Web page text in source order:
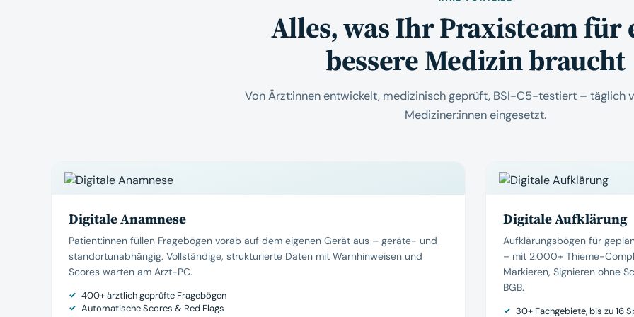
Alles, was Ihr Praxisteam für
bessere Medizin braucht
Von Ärzt:innen entwickelt, medizinisch geprüft, BSI-C5-testiert – täglich
Mediziner:innen eingesetzt.
Digitale Anamnese
Patient:innen füllen Fragebögen vorab auf dem eigenen Gerät aus – geräte- und
standortunabhängig. Vollständige, strukturierte Daten mit Warnhinweisen und
Scores warten am Arzt-PC.
400+ ärztlich geprüfte Fragebögen
Automatische Scores & Red Flags
Digitale Aufklärung
Aufklärungsbögen für
– mit 2.000+ Thieme-
Markieren, Signieren ohne
BGB.
30+ Fachgebiete, bis zu 16